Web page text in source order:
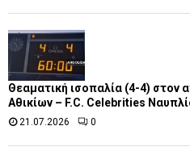
Θεαματική ισοπαλία (4-4) στον
Αθικίων – F.C. Celebrities
21.07.2026 0